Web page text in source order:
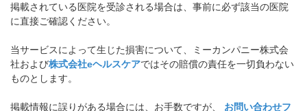
掲載されている医院を受診される場合は、事前に必ず該当の医院
に直接ご確認ください。
当サービスによって生じた損害について、ミーカンパニー株式会
社および株式会社eヘルスケアではその賠償の責任を一切負わない
ものとします。
掲載情報に誤りがある場合には、お手数ですが、
お問い合わせフ